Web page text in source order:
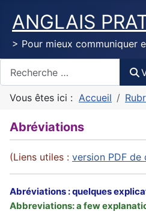
ANGLAIS
> Pour mieux communiquer
Vous êtes ici : Accueil
Abréviations
(Liens utiles : version PDF
Abréviations : quelques
Abbreviations: a few